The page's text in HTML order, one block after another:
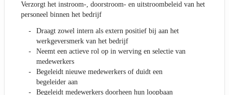
Verzorgt het instroom-, doorstroom- en uitstroombeleid van het
personeel binnen het bedrijf
Draagt zowel intern als extern positief bij aan het
werkgeversmerk van het bedrijf
Neemt een actieve rol op in werving en selectie van
medewerkers
Begeleidt nieuwe medewerkers of duidt een
begeleider aan
Begeleidt medewerkers doorheen hun loopbaan